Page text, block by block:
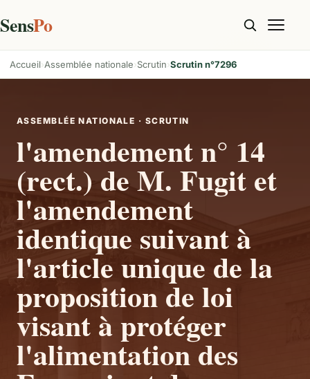
SensPo
Accueil Assemblée nationale Scrutin Scrutin n°7296
ASSEMBLÉE NATIONALE · SCRUTIN
l'amendement n° 14
(rect.) de M. Fugit et
l'amendement
identique suivant à
l'article unique de la
proposition de loi
visant à protéger
l'alimentation des